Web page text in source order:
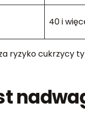
40 i
ryzyko cukrzycy